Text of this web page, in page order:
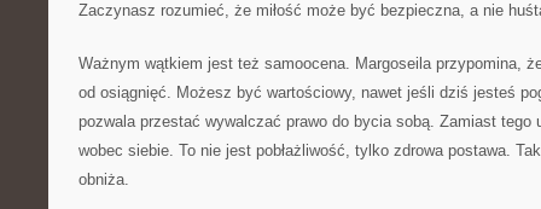
Zaczynasz rozumieć, że miłość może być bezpieczna, a nie
Ważnym wątkiem jest też samoocena. Margoseila przypomina,
od osiągnięć. Możesz być wartościowy, nawet jeśli dziś jesteś
pozwala przestać wywalczać prawo do bycia sobą. Zamiast tego
wobec siebie. To nie jest pobłażliwość, tylko zdrowa postawa.
obniża.